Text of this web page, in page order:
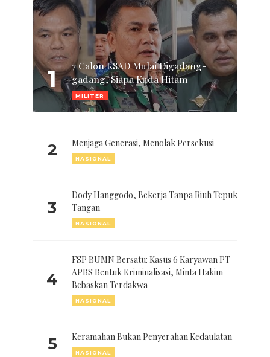
1
7 Calon KSAD Mulai Digadang-
gadang, Siapa Kuda Hitam
MILITER
2 Menjaga Generasi, Menolak Persekusi
NASIONAL
3
Dody Hanggodo, Bekerja Tanpa Riuh Tepuk
Tangan
NASIONAL
4
FSP BUMN Bersatu: Kasus 6 Karyawan PT
APBS Bentuk Kriminalisasi, Minta Hakim
Bebaskan Terdakwa
NASIONAL
5 Keramahan Bukan Penyerahan Kedaulatan
NASIONAL